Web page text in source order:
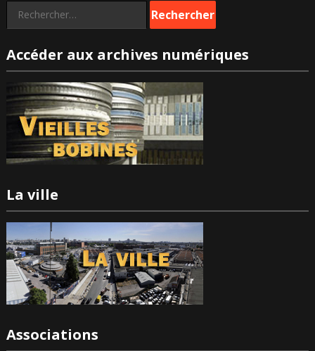
Rechercher :
Accéder aux archives numériques
La ville
Associations